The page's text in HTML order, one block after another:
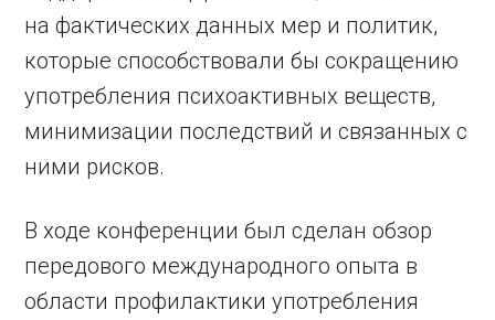
на фактических данных мер и политик,
которые способствовали бы сокращению
употребления психоактивных веществ,
минимизации последствий и связанных с
ними рисков.
В ходе конференции был сделан обзор
передового международного опыта в
области профилактики употребления